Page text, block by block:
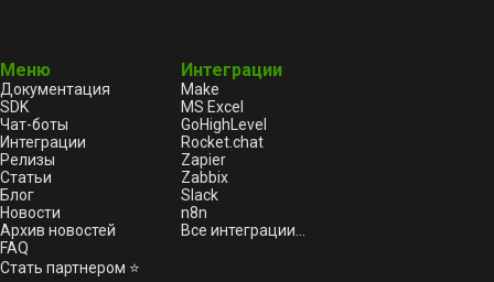
Меню
Документация
SDK
Чат-боты
Интеграции
Релизы
Статьи
Блог
Новости
Архив новостей
FAQ
Стать партнером ⭐
Интеграции
Make
MS Excel
GoHighLevel
Rocket.chat
Zapier
Zabbix
Slack
n8n
Все интеграции...